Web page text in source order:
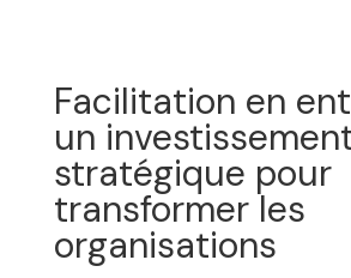
Facilitation en
un
stratégique pour
transformer les
organisations